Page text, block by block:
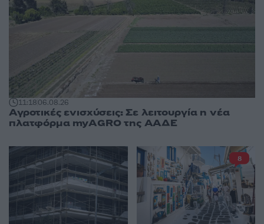
11:1806.08.26
Αγροτικές ενισχύσεις: Σε λειτουργία η νέα
πλατφόρμα myAGRO της ΑΑΔΕ
8